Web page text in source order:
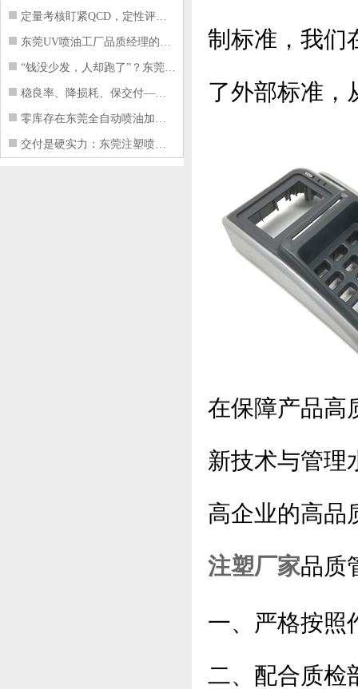
定量考核盯紧QCD，定性评价看好配合
东莞UV喷油工厂品质经理的四项核心管
“钱没少发，人却跑了”？东莞注塑喷油
稳良率、降损耗、保交付——东莞这家U
零库存在东莞全自动喷油加工厂不可行的
交付是硬实力：东莞注塑喷油厂如何用齐
制标准，我们
了外部标准，
在保障产品高
新技术与管理
高企业的高品
注塑厂家品质
一、严格按照
二、配合质检